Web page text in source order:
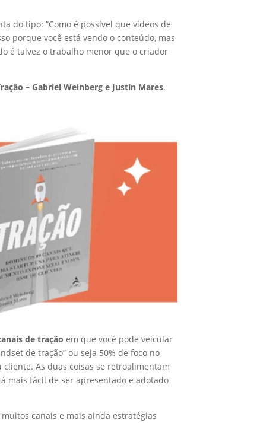
do tipo: “Como é possível que vídeos de
porque você está vendo o conteúdo, mas
é talvez o trabalho menor que o criador
– Gabriel Weinberg e Justin Mares.
de tração em que você pode veicular
de tração” ou seja 50% de foco no
As duas coisas se retroalimentam
mais fácil de ser apresentado e adotado
canais e mais ainda estratégias